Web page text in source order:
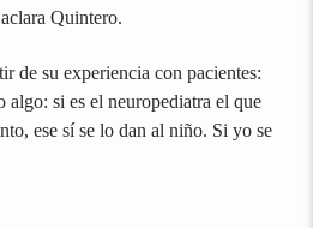
Quintero.
de su experiencia con pacientes:
algo: si es el neuropediatra el que
ese sí se lo dan al niño. Si yo se